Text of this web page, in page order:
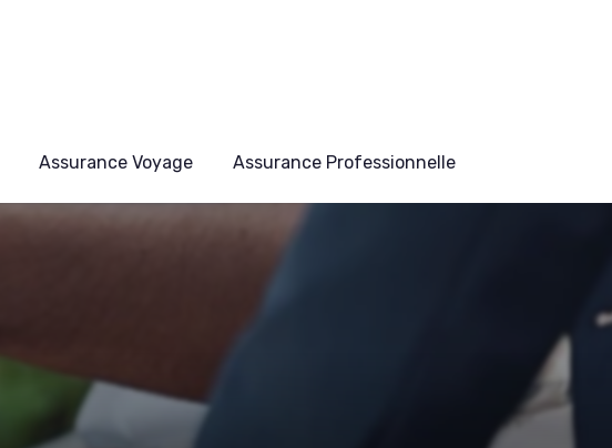
Assurance Voyage Assurance Professionnelle